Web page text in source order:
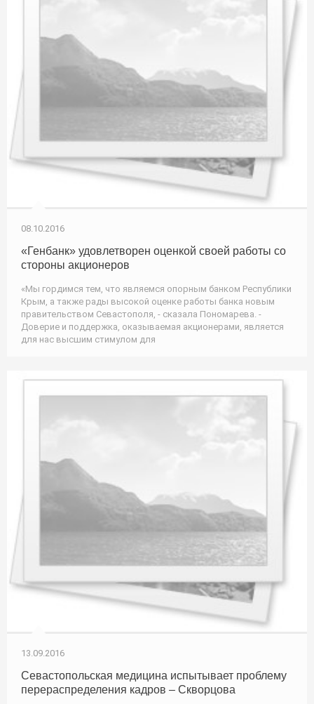
08.10.2016
«Генбанк» удовлетворен оценкой своей работы со
стороны акционеров
«Мы гордимся тем, что являемся опорным банком Республики
Крым, а также рады высокой оценке работы банка новым
правительством Севастополя, - сказала Пономарева. -
Доверие и поддержка, оказываемая акционерами, является
для нас высшим стимулом для
13.09.2016
Севастопольская медицина испытывает проблему
перераспределения кадров – Скворцова